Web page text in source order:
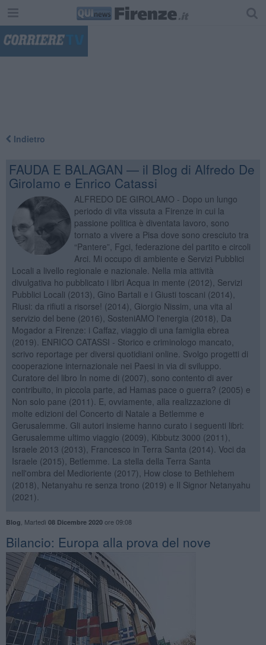
Indietro
FAUDA E BALAGAN — il Blog di Alfredo De
Girolamo e Enrico Catassi
ALFREDO DE GIROLAMO - Dopo un lungo
periodo di vita vissuta a Firenze in cui la
passione politica è diventata lavoro, sono
tornato a vivere a Pisa dove sono cresciuto tra
“Pantere”, Fgci, federazione del partito e circoli
Arci. Mi occupo di ambiente e Servizi Pubblici
Locali a livello regionale e nazionale. Nella mia attività
divulgativa ho pubblicato i libri Acqua in mente (2012), Servizi
Pubblici Locali (2013), Gino Bartali e i Giusti toscani (2014),
Riusi: da rifiuti a risorse! (2014), Giorgio Nissim, una vita al
servizio del bene (2016), SosteniAMO l'energia (2018), Da
Mogador a Firenze: i Caffaz, viaggio di una famiglia ebrea
(2019). ENRICO CATASSI - Storico e criminologo mancato,
scrivo reportage per diversi quotidiani online. Svolgo progetti di
cooperazione internazionale nei Paesi in via di sviluppo.
Curatore del libro In nome di (2007), sono contento di aver
contribuito, in piccola parte, ad Hamas pace o guerra? (2005) e
Non solo pane (2011). E, ovviamente, alla realizzazione di
molte edizioni del Concerto di Natale a Betlemme e
Gerusalemme. Gli autori insieme hanno curato i seguenti libri:
Gerusalemme ultimo viaggio (2009), Kibbutz 3000 (2011),
Israele 2013 (2013), Francesco in Terra Santa (2014). Voci da
Israele (2015), Betlemme. La stella della Terra Santa
nell'ombra del Medioriente (2017), How close to Bethlehem
(2018), Netanyahu re senza trono (2019) e Il Signor Netanyahu
(2021).
Blog Martedì 08 Dicembre 2020ore 09:08
Bilancio: Europa alla prova del nove